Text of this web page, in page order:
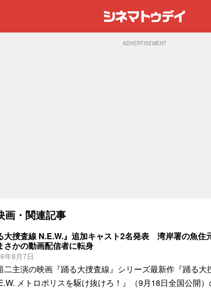
ADVERTISEMENT
画・関連記事
大捜査線 N.E.W.』追加キャスト2名発表 湾岸署の魚住
さかの動画配信者に転身
年8月7日
二主演の映画『踊る大捜査線』シリーズ最新作『踊る大
メトロポリスを駆け抜けろ！』（9月18日全国公開